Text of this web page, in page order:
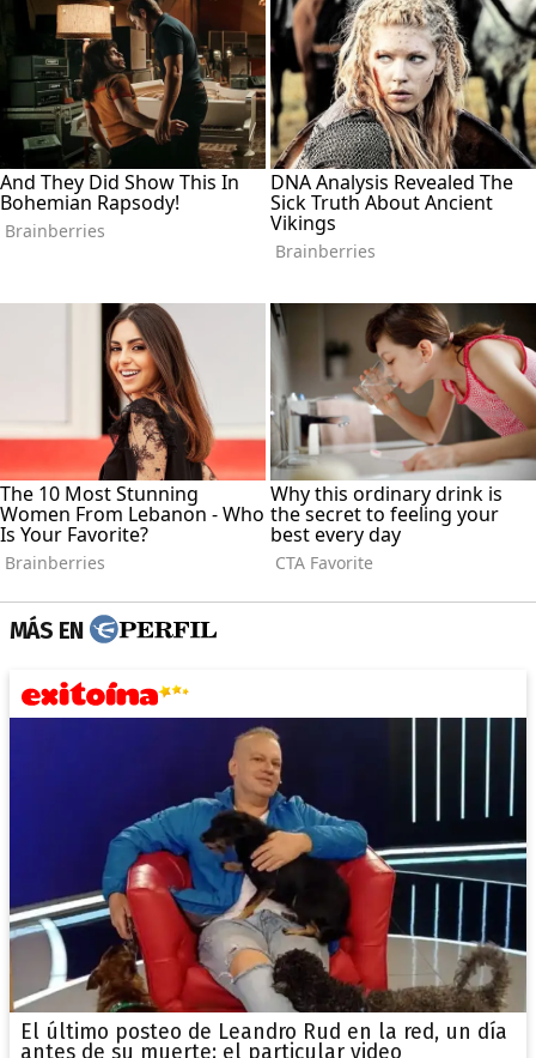
MÁS EN
El último posteo de Leandro Rud en la red, un día
antes de su muerte: el particular video